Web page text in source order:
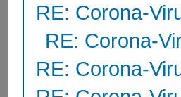
RE: Corona-
RE: Corona-
RE: Corona-